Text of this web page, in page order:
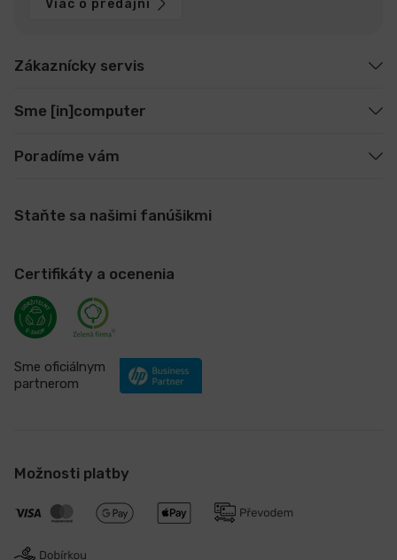
Viac o predajni
Zákaznícky servis
Sme [in]computer
Poradíme vám
Staňte sa našimi fanúšikmi
Certifikáty a ocenenia
Sme oficiálnym
partnerom
Možnosti platby